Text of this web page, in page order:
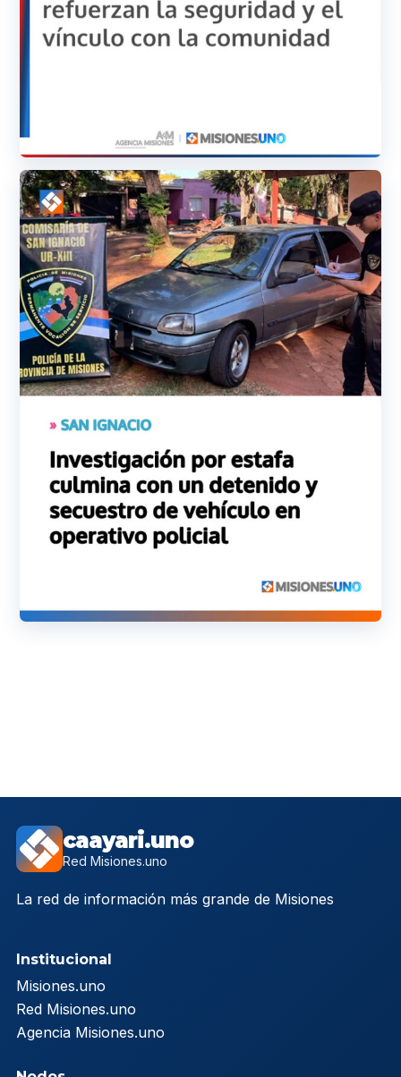
caayari.uno
Red Misiones.uno
La red de información más grande de Misiones
Institucional
Misiones.uno
Red Misiones.uno
Agencia Misiones.uno